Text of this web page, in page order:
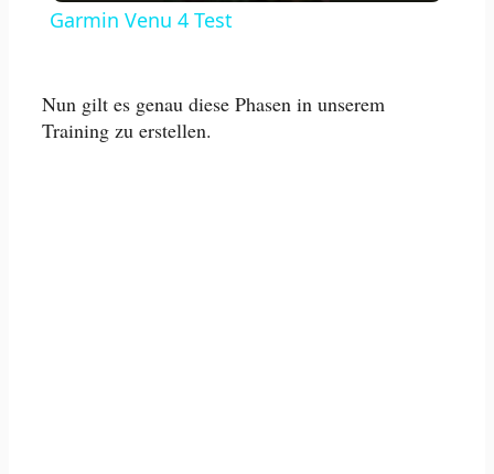
Garmin Venu 4 Test
Nun gilt es genau diese Phasen in unserem
Training zu erstellen.